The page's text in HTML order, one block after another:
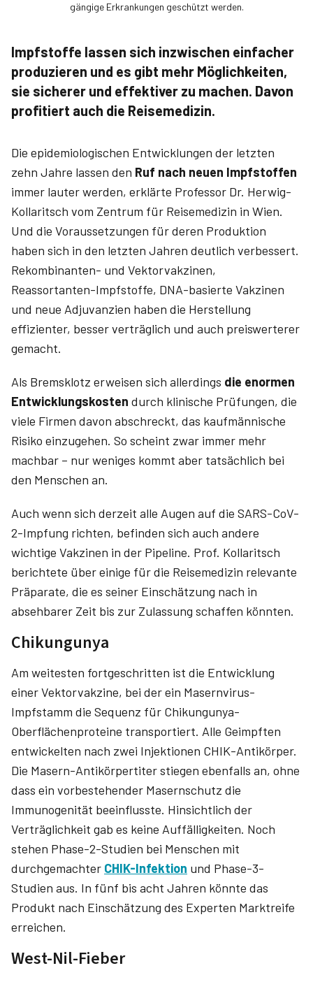
gängige Erkrankungen geschützt werden.
Impfstoffe lassen sich inzwischen einfacher
produzieren und es gibt mehr Möglichkeiten,
sie sicherer und effektiver zu machen. Davon
profitiert auch die Reisemedizin.
Die epidemiologischen Entwicklungen der letzten
zehn Jahre lassen den Ruf nach neuen Impfstoffen
immer lauter werden, erklärte Professor Dr. Herwig­
Kollaritsch­ vom Zentrum für Reisemedizin in Wien.
Und die Voraussetzungen für deren Produktion
haben sich in den letzten Jahren deutlich verbessert.
Rekombinanten- und Vektorvakzinen,
Reassortanten-Impfstoffe, DNA-basierte Vakzinen
und neue Adjuvanzien haben die Herstellung
effizienter, besser verträglich und auch preiswerterer
gemacht.
Als Bremsklotz erweisen sich allerdings die enormen
Entwicklungskosten durch klinische Prüfungen, die
viele Firmen davon abschreckt, das kaufmännische
Risiko einzugehen. So scheint zwar immer mehr
machbar – nur weniges kommt aber tatsächlich bei
den Menschen an.
Auch wenn sich derzeit alle Augen auf die SARS-CoV-
2-Impfung richten, befinden sich auch andere
wichtige Vakzinen in der Pipeline. Prof. Kollaritsch
berichtete über einige für die Reisemedizin relevante
Präparate, die es seiner Einschätzung nach in
absehbarer Zeit bis zur Zulassung schaffen könnten.
Chikungunya
Am weitesten fortgeschritten ist die Entwicklung
einer Vektorvakzine, bei der ein Masernvirus-
Impfstamm die Sequenz für Chikungunya-
Oberflächenproteine transportiert. Alle Geimpften
entwickelten nach zwei Injektionen CHIK-Antikörper.
Die Masern-Antikörpertiter stiegen ebenfalls an, ohne
dass ein vorbestehender Masernschutz die
Immunogenität beeinflusste. Hinsichtlich der
Verträglichkeit gab es keine Auffälligkeiten. Noch
stehen Phase-2-Studien bei Menschen mit
durchgemachter CHIK-Infektion und Phase-3-
Studien aus. In fünf bis acht Jahren könnte das
Produkt nach Einschätzung des Experten Markt­reife
erreichen.
West-Nil-Fieber